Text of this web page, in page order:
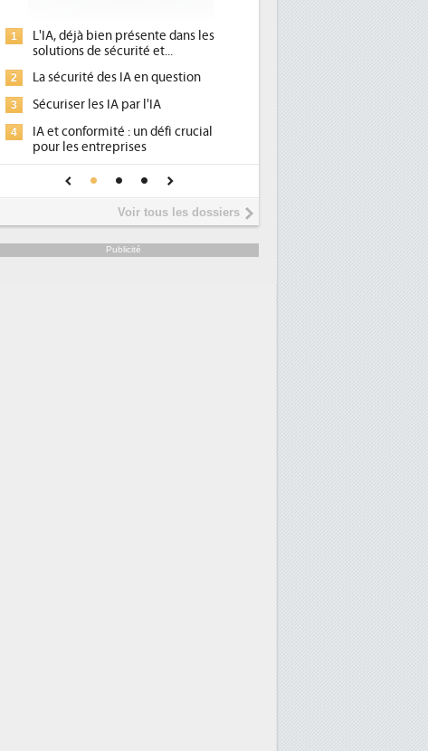
1
L'IA, déjà bien présente dans les
solutions de sécurité et...
2 La sécurité des IA en question
3 Sécuriser les IA par l'IA
4
IA et conformité : un défi crucial
pour les entreprises
Une IA de confiance pour une IA
plus sûre ?
Voir tous les dossiers
Publicité